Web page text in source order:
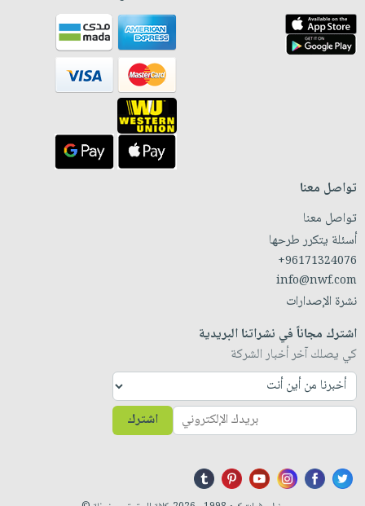
تواصل معنا
تواصل معنا
أسئلة يتكرر طرحها
+96171324076
info@nwf.com
نشرة الإصدارات
اشترك مجاناً في نشراتنا البريدية
كي يصلك آخر أخبار الشركة
اشترك